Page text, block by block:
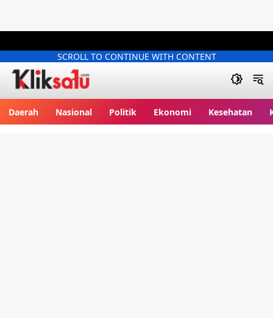
SCROLL TO CONTINUE WITH CONTENT
Daerah Nasional Politik Ekonomi Kesehatan